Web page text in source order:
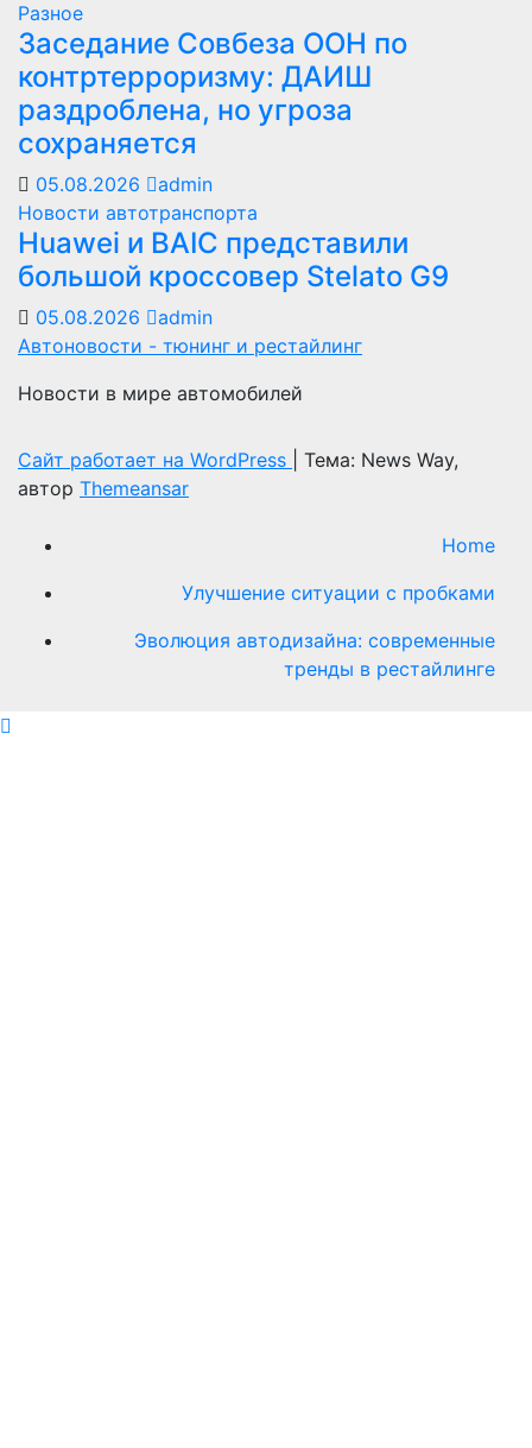
Разное
Заседание Совбеза ООН по
контртерроризму: ДАИШ
раздроблена, но угроза
сохраняется
05.08.2026
admin
Новости автотранспорта
Huawei и BAIC представили
большой кроссовер Stelato G9
05.08.2026
admin
Автоновости - тюнинг и рестайлинг
Новости в мире автомобилей
Сайт работает на WordPress
Тема: News Way,
автор Themeansar
Home
Улучшение ситуации с пробками
Эволюция автодизайна: современные
тренды в рестайлинге